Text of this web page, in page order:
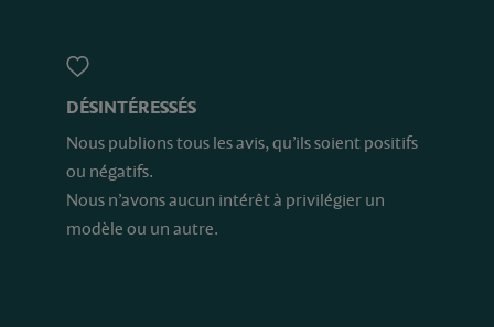
DÉSINTÉRESSÉS
Nous publions tous les avis, qu’ils soient positifs
ou négatifs.
Nous n’avons aucun intérêt à privilégier un
modèle ou un autre.